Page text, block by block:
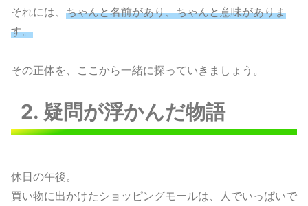
それには、 ちゃんと名前があり、ちゃんと意味がありま
す。
その正体を、ここから一緒に探っていきましょう。
2. 疑問が浮かんだ物語
休日の午後。
買い物に出かけたショッピングモールは、人でいっぱいで